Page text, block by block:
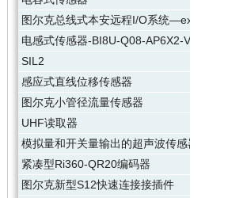
图尔克总线式本安远程I/O系统—excom
电感式传感器-BI8U-Q08-AP6X2-V1131
SIL2
感应式直线位移传感器
图尔克小管径流量传感器
UHF读取器
模拟量和开关量输出的超声波传感器
紧凑型Ri360-QR20编码器
图尔克新型S12快速连接接插件